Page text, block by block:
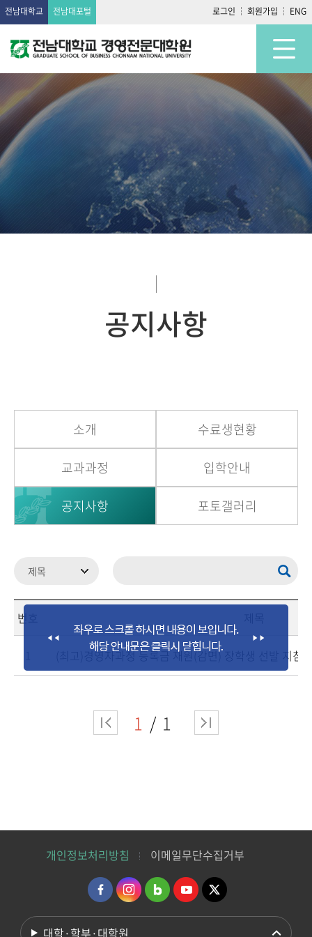
전남대학교 전남대포털 로그인 회원가입 ENG
공지사항
소개 수료생현황
교과과정 입학안내
공지사항 포토갤러리
번호
(최고)경영자과정 등록금 재원(감면) 장학생 선발 지침
1 1
개인정보처리방침 이메일무단수집거부
대학·학부·대학원